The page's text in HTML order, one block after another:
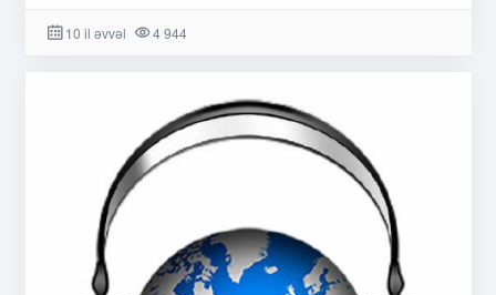
10 il əvvəl 4 944